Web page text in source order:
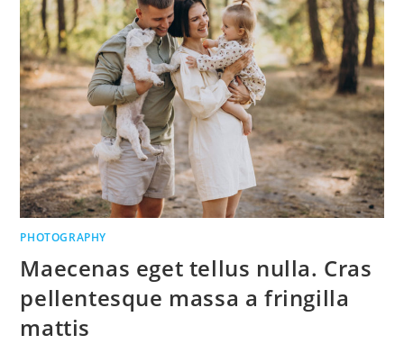
PHOTOGRAPHY
Maecenas eget tellus nulla. Cras
pellentesque massa a fringilla
mattis